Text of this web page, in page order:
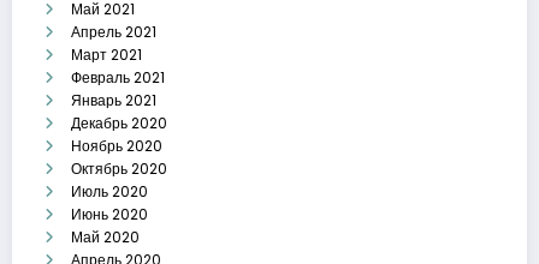
Май 2021
Апрель 2021
Март 2021
Февраль 2021
Январь 2021
Декабрь 2020
Ноябрь 2020
Октябрь 2020
Июль 2020
Июнь 2020
Май 2020
Апрель 2020